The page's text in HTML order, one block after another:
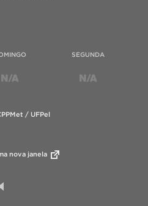
SEGUNDA
/ UFPel
nova janela